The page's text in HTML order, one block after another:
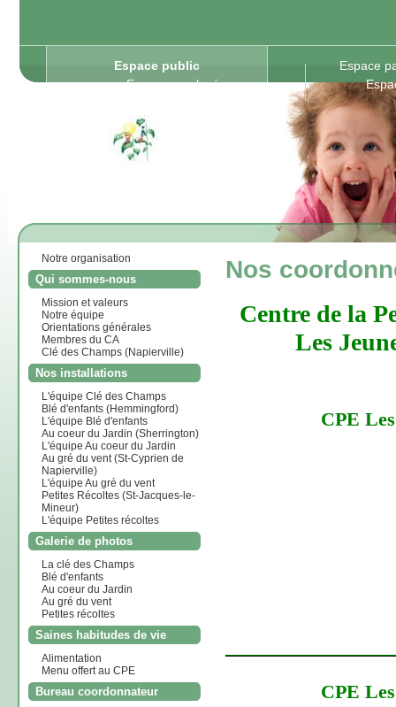
Espace public
Espace
Espace employés
Notre organisation
Qui sommes-nous
Mission et valeurs
Notre équipe
Orientations générales
Membres du CA
Clé des Champs (Napierville)
Nos installations
L'équipe Clé des Champs
Blé d'enfants (Hemmingford)
L'équipe Blé d'enfants
Au coeur du Jardin (Sherrington)
L'équipe Au coeur du Jardin
Au gré du vent (St-Cyprien de
Napierville)
L'équipe Au gré du vent
Petites Récoltes (St-Jacques-le-
Mineur)
L'équipe Petites récoltes
Galerie de photos
La clé des Champs
Blé d'enfants
Au coeur du Jardin
Au gré du vent
Petites récoltes
Saines habitudes de vie
Alimentation
Menu offert au CPE
Bureau coordonnateur
Nos
Centre de la
Les
CPE
CPE